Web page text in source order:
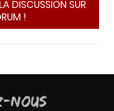
DISCUSSION SUR
!
NOUS